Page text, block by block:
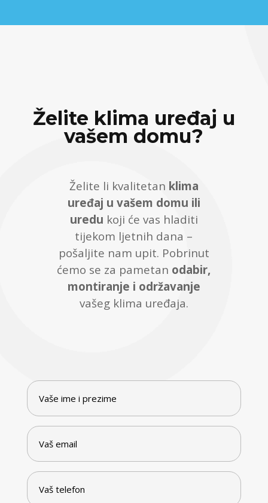
Želite klima uređaj u
vašem domu?
Želite li kvalitetan klima
uređaj u vašem domu ili
uredu koji će vas hladiti
tijekom ljetnih dana –
pošaljite nam upit. Pobrinut
ćemo se za pametan odabir,
montiranje i održavanje
vašeg klima uređaja.